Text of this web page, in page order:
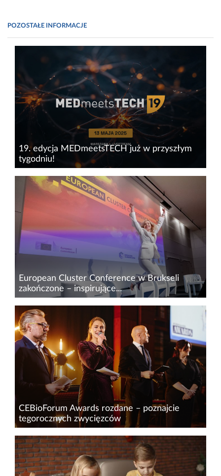
POZOSTAŁE INFORMACJE
19. edycja MEDmeetsTECH już w przyszłym
tygodniu!
Jak&nbsp;odnaleźć się w świecie medtech
i&nbsp;wyznaczać trendy? Poznaj przyszłość
długowieczności w aspekcie technologii i
medycyny precyzyjnej, która zrewolucjonizuje
zdrowie oraz biznes! Już 13...
European Cluster Conference w Brukseli
zakończone – inspirujące...
European Cluster Conference 2024 odbyło się
w dniach 7-8 maja br. w Brukseli – bijącym
sercu Europy! Wydarzenie to zorganizowano w
ramach prezydencji belgijskiej w Radzie UE, aby
podkreśli...
CEBioForum Awards rozdane – poznajcie
tegorocznych zwycięzców
Za nami kolejna edycja jednej z najdłużej
działających w branży imprez biotech w Polsce
– CEBioForum. Blisko 400 uczestników, 30
wystawców, 9 paneli dyskusyjnych, ponad 50